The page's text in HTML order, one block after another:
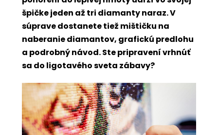
špičke jeden až tri diamanty naraz. V
súprave dostanete tiež mištičku na
naberanie diamantov, grafickú predlohu
a podrobný návod. Ste pripravení vrhnúť
sa do ligotavého sveta zábavy?